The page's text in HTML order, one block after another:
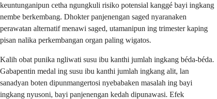
keuntunganipun cetha ngungkuli risiko potensial kanggé bayi ingkang
nembe berkembang. Dhokter panjenengan saged nyaranaken
perawatan alternatif menawi saged, utamanipun ing trimester kaping
pisan nalika perkembangan organ paling wigatos.
Kalih obat punika ngliwati susu ibu kanthi jumlah ingkang béda-béda.
Gabapentin medal ing susu ibu kanthi jumlah ingkang alit, lan
sanadyan boten dipunmangertosi nyebabaken masalah ing bayi
ingkang nyusoni, bayi panjenengan kedah dipunawasi. Efek